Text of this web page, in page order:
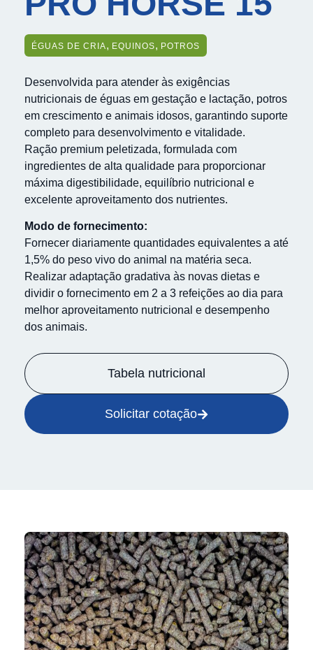
ÉGUAS DE CRIA, EQUINOS, POTROS
Desenvolvida para atender às exigências
nutricionais de éguas em gestação e lactação, potros
em crescimento e animais idosos, garantindo suporte
completo para desenvolvimento e vitalidade.
Ração premium peletizada, formulada com
ingredientes de alta qualidade para proporcionar
máxima digestibilidade, equilíbrio nutricional e
excelente aproveitamento dos nutrientes.
Modo de fornecimento:
Fornecer diariamente quantidades equivalentes a até
1,5% do peso vivo do animal na matéria seca.
Realizar adaptação gradativa às novas dietas e
dividir o fornecimento em 2 a 3 refeições ao dia para
melhor aproveitamento nutricional e desempenho
dos animais.
Tabela nutricional
Solicitar cotação